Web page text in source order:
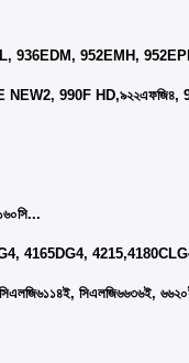
936EDM, 952EMH,
990F
4165DG4,
সিএলজি৬৬৩৬ই,